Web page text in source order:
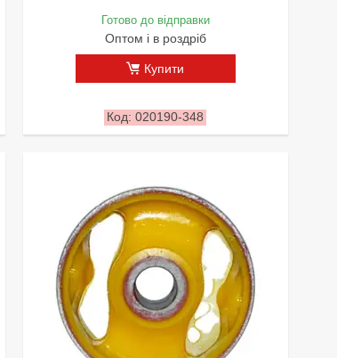
Готово до відправки
Оптом і в роздріб
Купити
020190-348